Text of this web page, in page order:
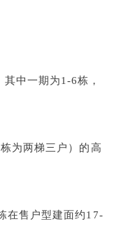
中一期为1-6栋，
为两梯三户）的高
在售户型建面约17-